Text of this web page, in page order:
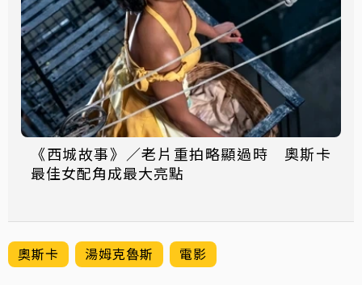
《西城故事》／老片重拍略顯過時 奧斯卡
最佳女配角成最大亮點
奧斯卡 湯姆克魯斯 電影